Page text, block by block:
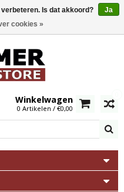
Winkelwagen
0 Artikelen / €0,00
Is dat akkoord?
Ja
cookies »